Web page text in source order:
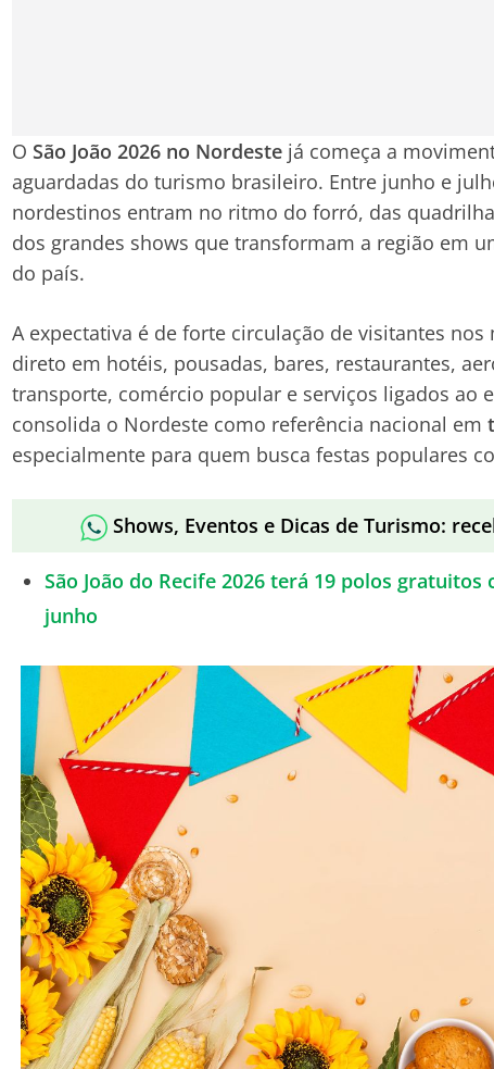
OSão João 2026 no Nordeste já começa a
aguardadas do turismo brasileiro. Entre junho e
nordestinos entram no ritmo do forró, das
dos grandes shows que transformam a região em
do país.
A expectativa é de forte circulação de visitantes
direto em hotéis, pousadas, bares, restaurantes,
transporte, comércio popular e serviços ligados ao
consolida o Nordeste como referência nacional em
especialmente para quem busca festas populares
Shows, Eventos e Dicas de Turismo:
São João do Recife 2026 terá 19 polos
junho